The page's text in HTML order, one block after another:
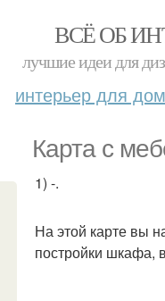
ВСЁ ОБ
лучшие идеи для
интерьер для
Карта с
1) -.
На этой карте вы
постройки шкафа,